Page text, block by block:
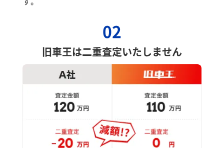
02
旧車王は二重査定いたしません